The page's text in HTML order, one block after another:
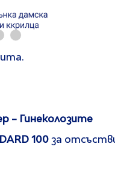
– Гинеколозите
100 за